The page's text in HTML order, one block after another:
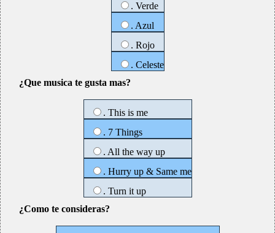
. Verde
. Azul
. Rojo
. Celeste
¿Que musica te gusta mas?
. This is me
. 7 Things
. All the way up
. Hurry up & Same me
. Turn it up
¿Como te consideras?